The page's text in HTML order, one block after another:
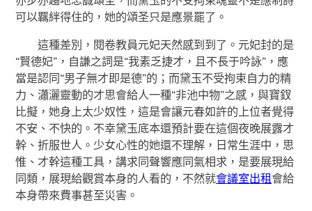
可以羈絆得住的，她的頌圣只是應景罷了。
這種差別，閱卷教員元妃天然感到到了。元妃封的是
“賢德妃”，自謙之詞是“我素乏捷才，且不長于吟詠”，應
當是認同“男子無才即是德”的；而黛玉不受拘束自力的精
力、瀟灑靈動的才思會給人一種“非池中物”之感，與寶釵
比擬，她身上太少奴性，這是會讓元春如許的上位者覺得
不安、不快的。不幸黛玉底本還預計要在這個夜晚展露才
幹、折服世人。少女心性的她還不理解，日常生涯中，思
惟、才幹這種工具，講求同聲響應同氣相求，是要展現給
同類，展現給觀賞本身的人看的，不然就會議室出租會給
本身帶來費事甚至災害。